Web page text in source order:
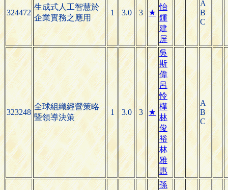
324472
生成式人工智慧於
企業實務之應用
1 3.0 3 ★
怡
鍾
建
屏
A
B
C
323248
全球組織經營策略
暨領導決策
1 3.0 3 ★
吳
斯
偉
呂
怜
樺
林
俊
裕
林
雅
惠
A
B
C
孫